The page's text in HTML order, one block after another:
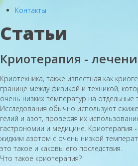
Контакты
Статьи
Криотерапия -
Криотехника, также известная как
границе между физикой и техникой,
очень низких температур на
Исследования обычно используют
гелий и азот, проверяя их
гастрономии и медицине. Криотерапия
жидким азотом с очень низкой
это такое и каковы его последствия.
Что такое криотерапия?